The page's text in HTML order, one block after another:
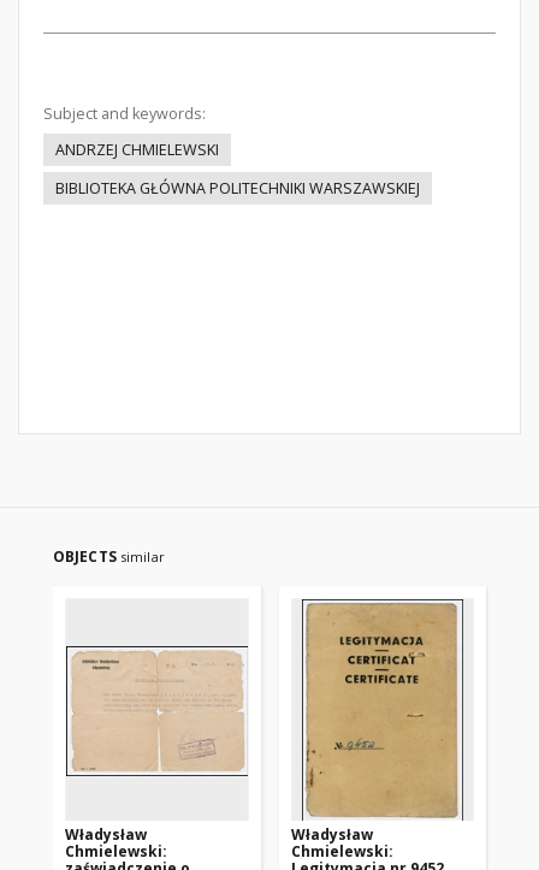
Subject and keywords:
ANDRZEJ CHMIELEWSKI
BIBLIOTEKA GŁÓWNA POLITECHNIKI WARSZAWSKIEJ
OBJECTS similar
Władysław
Chmielewski:
Władysław
Chmielewski: